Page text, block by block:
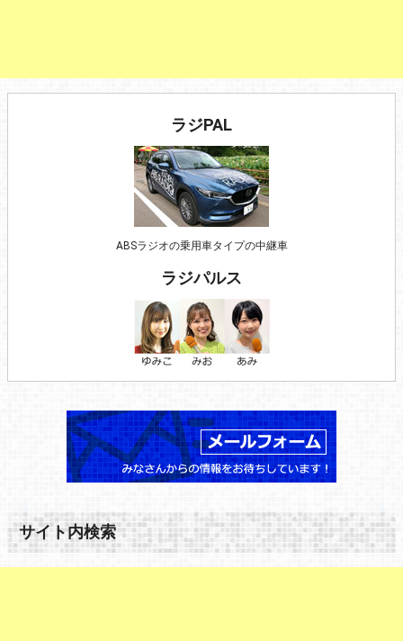
ラジPAL
ABSラジオの乗用車タイプの中継車
ラジパルス
サイト内検索